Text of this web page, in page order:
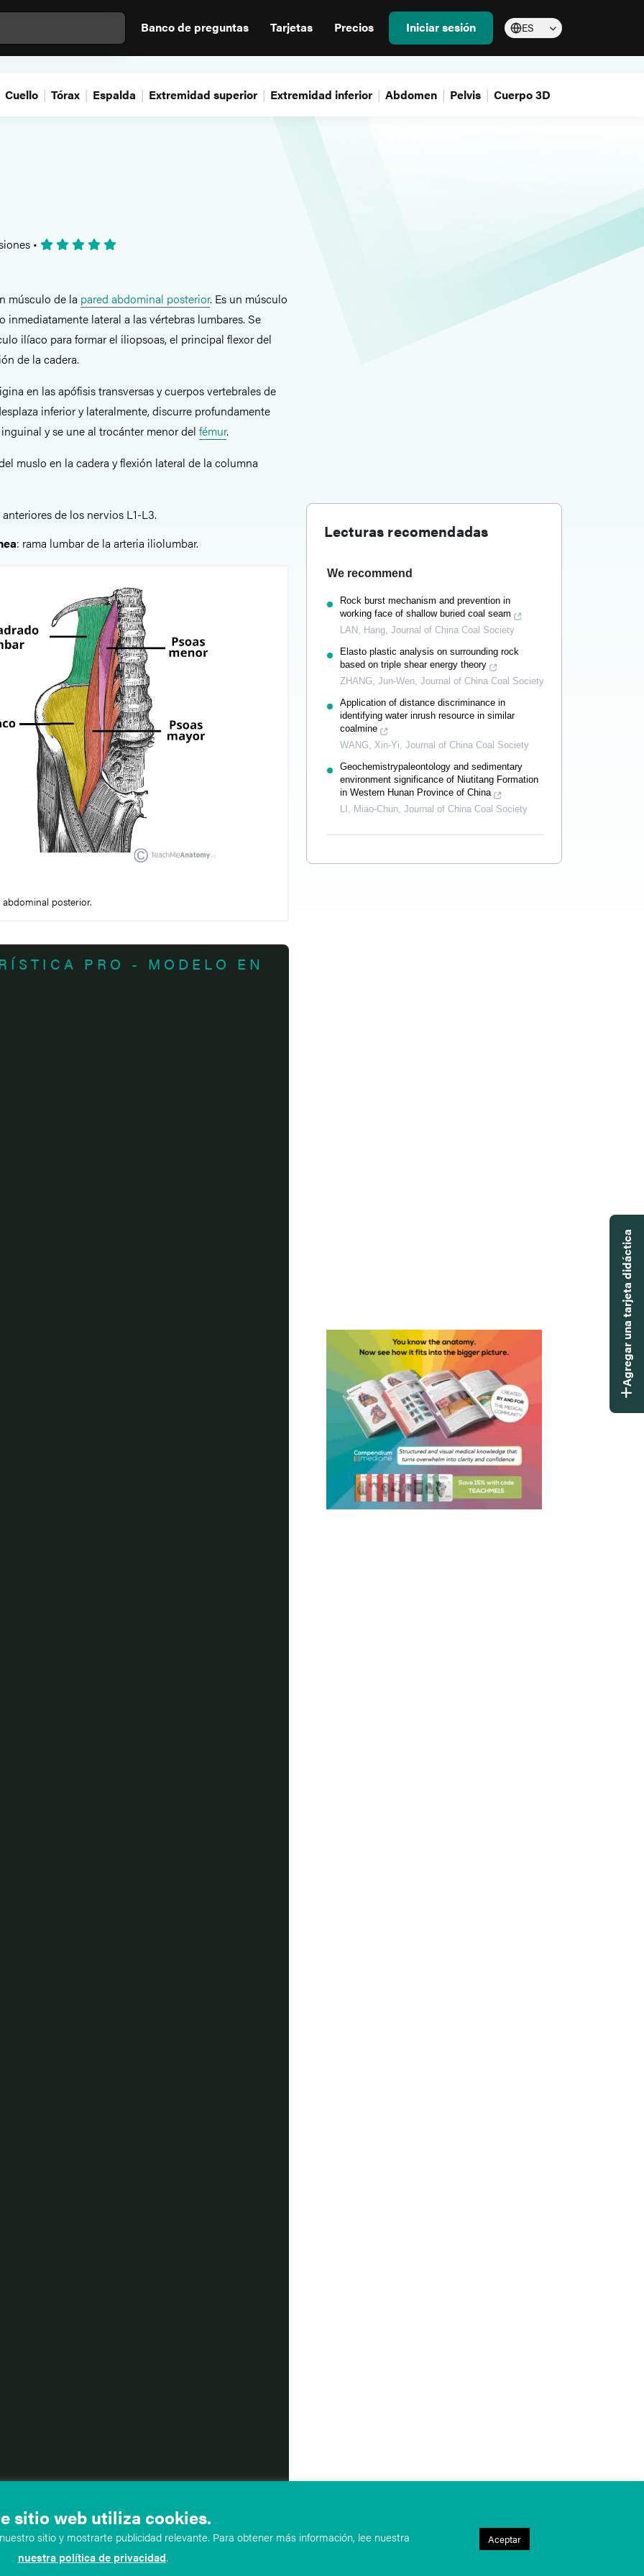
Banco de preguntas Tarjetas Precios Iniciar sesión ES
Cuello Tórax Espalda Extremidad superior Extremidad inferior Abdomen Pelvis Cuerpo 3D
•
músculo de la pared abdominal posterior. Es un músculo
inmediatamente lateral a las vértebras lumbares. Se
ilíaco para formar el iliopsoas, el principal flexor del
de la cadera.
en las apófisis transversas y cuerpos vertebrales de
inferior y lateralmente, discurre profundamente
y se une al trocánter menor del fémur.
muslo en la cadera y flexión lateral de la columna
de los nervios L1-L3.
: rama lumbar de la arteria iliolumbar.
posterior.
PRO - MODELO EN
Lecturas recomendadas
We recommend
Rock burst mechanism and prevention in
working face of shallow buried coal seam
LAN, Hang, Journal of China Coal Society
Elasto plastic analysis on surrounding rock
based on triple shear energy theory
ZHANG, Jun-Wen, Journal of China Coal Society
Application of distance discriminance in
identifying water inrush resource in similar
coalmine
WANG, Xin-Yi, Journal of China Coal Society
Geochemistrypaleontology and sedimentary
environment significance of Niutitang Formation
in Western Hunan Province of China
LI, Miao-Chun, Journal of China Coal Society
sitio web utiliza cookies.
sitio y mostrarte publicidad relevante. Para obtener más información, lee nuestra
nuestra política de privacidad.
Aceptar
Agregar una tarjeta didáctica